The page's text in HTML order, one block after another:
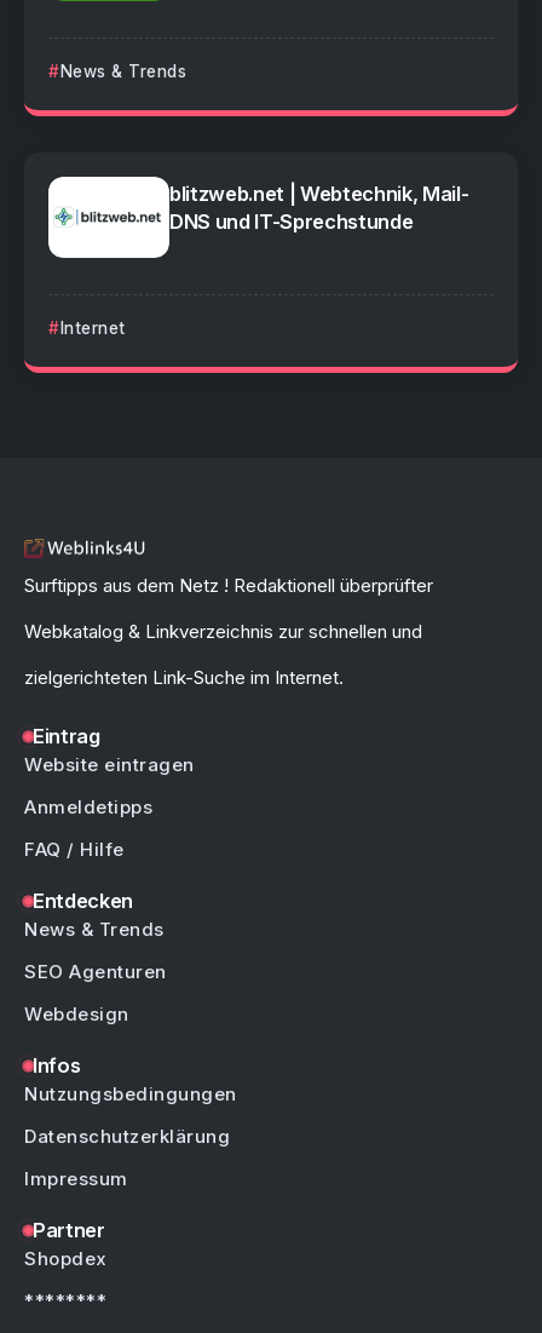
News & Trends
blitzweb.net | Webtechnik, Mail-
DNS und IT-Sprechstunde
Internet
Surftipps aus dem Netz ! Redaktionell überprüfter
Webkatalog & Linkverzeichnis zur schnellen und
zielgerichteten Link-Suche im Internet.
Eintrag
Website eintragen
Anmeldetipps
FAQ / Hilfe
Entdecken
News & Trends
SEO Agenturen
Webdesign
Infos
Nutzungsbedingungen
Datenschutzerklärung
Impressum
Partner
Shopdex
********